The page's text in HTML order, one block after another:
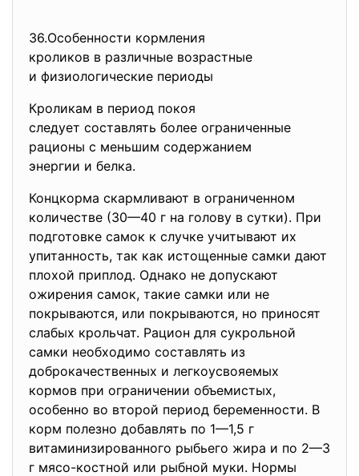
36.Особенности кормления
кроликов в различные возрастные
и физиологические периоды
Кроликам в период покоя
следует составлять более ограниченные
рационы с меньшим содержанием
энергии и белка.
Концкорма скармливают в ограниченном
количестве (30—40 г на голову в сутки). При
подготовке самок к случке учитывают их
упитанность, так как истощенные самки дают
плохой приплод. Однако не допускают
ожирения самок, такие самки или не
покрываются, или покрываются, но приносят
слабых крольчат. Рацион для сукрольной
самки необходимо составлять из
доброкачественных и легкоусвояемых
кормов при ограничении объемистых,
особенно во второй период беременности. В
корм полезно добавлять по 1—1,5 г
витаминизированного рыбьего жира и по 2—3
г мясо-костной или рыбной муки. Нормы